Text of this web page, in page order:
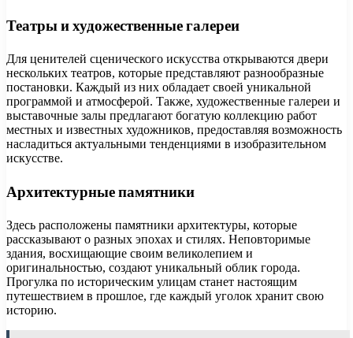
Театры и художественные галереи
Для ценителей сценического искусства открываются двери
нескольких театров, которые представляют разнообразные
постановки. Каждый из них обладает своей уникальной
программой и атмосферой. Также, художественные галереи и
выставочные залы предлагают богатую коллекцию работ
местных и известных художников, предоставляя возможность
насладиться актуальными тенденциями в изобразительном
искусстве.
Архитектурные памятники
Здесь расположены памятники архитектуры, которые
рассказывают о разных эпохах и стилях. Неповторимые
здания, восхищающие своим великолепием и
оригинальностью, создают уникальный облик города.
Прогулка по историческим улицам станет настоящим
путешествием в прошлое, где каждый уголок хранит свою
историю.